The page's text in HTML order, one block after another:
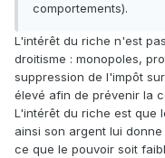
comportements).
L'intérêt du riche n'est
droitisme : monopoles,
suppression de l'impôt
élevé afin de prévenir la
L'intérêt du riche est que
ainsi son argent lui
ce que le pouvoir soit